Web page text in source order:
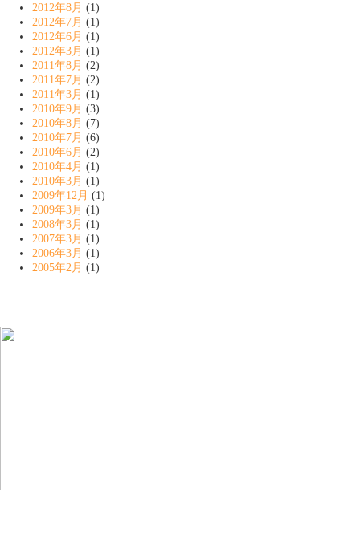
2012年8月 (1)
2012年7月 (1)
2012年6月 (1)
2012年3月 (1)
2011年8月 (2)
2011年7月 (2)
2011年3月 (1)
2010年9月 (3)
2010年8月 (7)
2010年7月 (6)
2010年6月 (2)
2010年4月 (1)
2010年3月 (1)
2009年12月 (1)
2009年3月 (1)
2008年3月 (1)
2007年3月 (1)
2006年3月 (1)
2005年2月 (1)